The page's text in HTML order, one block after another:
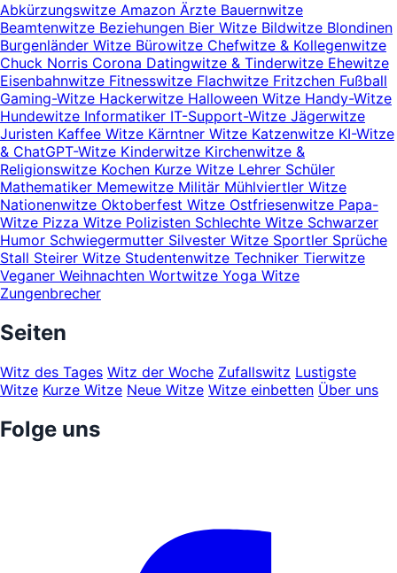
Abkürzungswitze Amazon Ärzte Bauernwitze
Beamtenwitze Beziehungen Bier Witze Bildwitze Blondinen
Burgenländer Witze Bürowitze Chefwitze & Kollegenwitze
Chuck Norris Corona Datingwitze & Tinderwitze Ehewitze
Eisenbahnwitze Fitnesswitze Flachwitze Fritzchen Fußball
Gaming-Witze Hackerwitze Halloween Witze Handy-Witze
Hundewitze Informatiker IT-Support-Witze Jägerwitze
Juristen Kaffee Witze Kärntner Witze Katzenwitze KI-Witze
& ChatGPT-Witze Kinderwitze Kirchenwitze &
Religionswitze Kochen Kurze Witze Lehrer Schüler
Mathematiker Memewitze Militär Mühlviertler Witze
Nationenwitze Oktoberfest Witze Ostfriesenwitze Papa-
Witze Pizza Witze Polizisten Schlechte Witze Schwarzer
Humor Schwiegermutter Silvester Witze Sportler Sprüche
Stall Steirer Witze Studentenwitze Techniker Tierwitze
Veganer Weihnachten Wortwitze Yoga Witze
Zungenbrecher
Seiten
Witz des Tages Witz der Woche Zufallswitz Lustigste
Witze Kurze Witze Neue Witze Witze einbetten Über uns
Folge uns